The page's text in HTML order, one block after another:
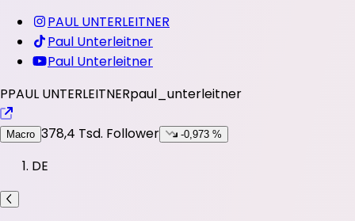
PAUL UNTERLEITNER
Paul Unterleitner
Paul Unterleitner
PPAUL UNTERLEITNERpaul_unterleitner
Macro 378,4 Tsd. Follower -0,973 %
DE